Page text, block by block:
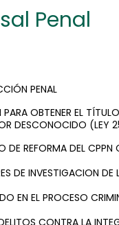
Penal
PENAL
OBTENER EL
DESCONOCIDO (LEY
DE REFORMA DEL
DE INVESTIGACION DE
EN EL PROCESO
CONTRA LA